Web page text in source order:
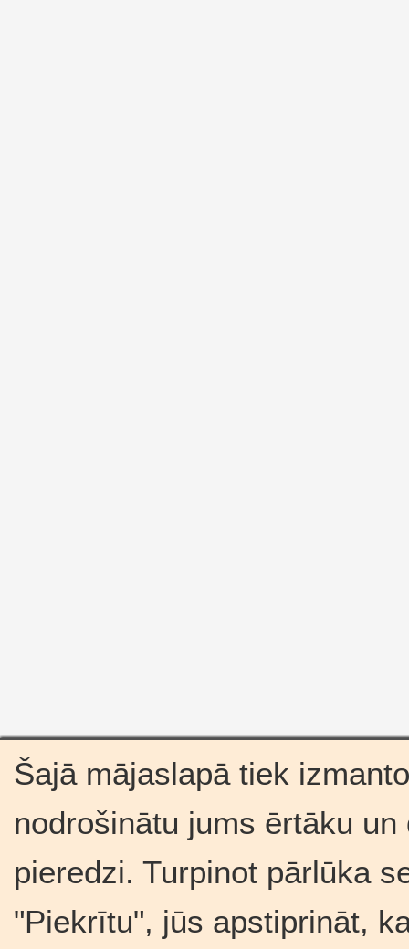
Šajā mājaslapā tiek
nodrošinātu jums ērtāku
pieredzi. Turpinot pārlūka
"Piekrītu", jūs apstiprināt,